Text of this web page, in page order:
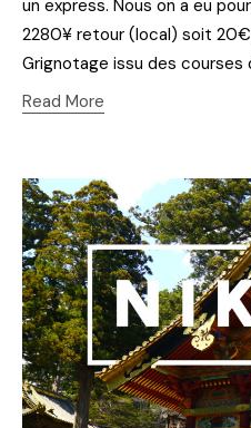
un express. Nous on a eu
2280¥ retour (local) soit 20€
Grignotage issu des
Read More